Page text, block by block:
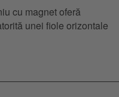
cu magnet oferă
unei fiole orizontale